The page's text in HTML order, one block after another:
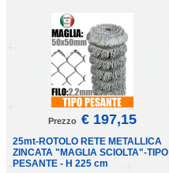
Prezzo € 197,15
25mt-ROTOLO RETE METALLICA
ZINCATA "MAGLIA SCIOLTA"-TIPO
PESANTE - H 225 cm